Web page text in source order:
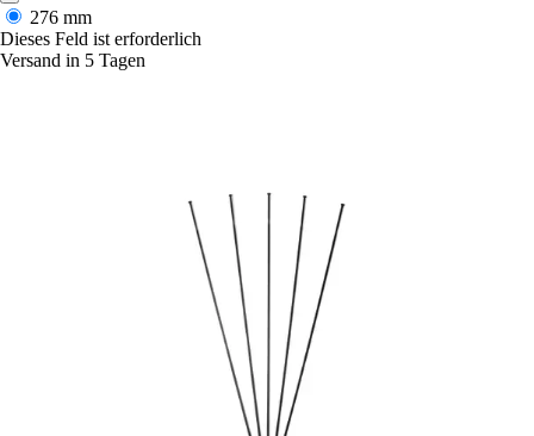
276 mm
Dieses Feld ist erforderlich
Versand in 5 Tagen